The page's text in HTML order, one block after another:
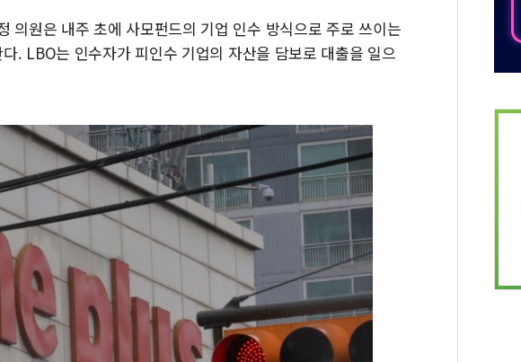
트럼프, 쿡 연준 이사 해임 재추진…"26일까지 의혹 소명" 요구
유럽증시, 美 고용 예상 밖 부진에 연준 금리 인상 가능성 낮아지며 상승…
의원은 내주 초에 사모펀드의 기업 인수 방식으로 주로 쓰이는
. LBO는 인수자가 피인수 기업의 자산을 담보로 대출을 일으